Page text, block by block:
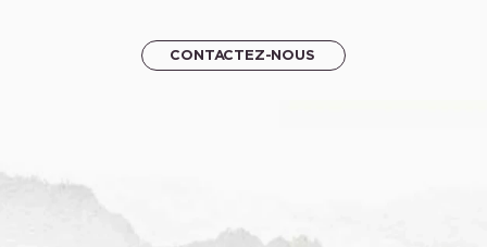
CONTACTEZ-NOUS